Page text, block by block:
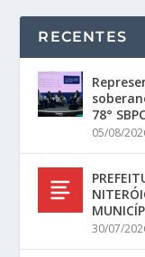
RECENTES
78°
05/08/
30/07/